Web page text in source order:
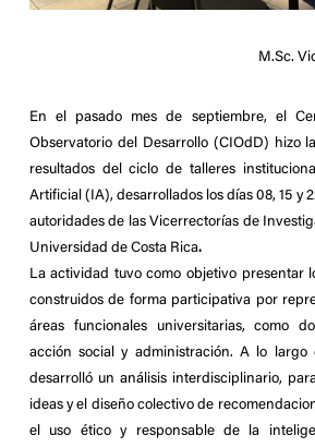
M.Sc.
En el pasado mes de septiembre, el
Observatorio del Desarrollo (CIOdD) hizo
resultados del ciclo de talleres
Artificial (IA), desarrollados los días08, 15 y
autoridades de las Vicerrectorías de
Universidad de Costa Rica.
La actividad tuvo como objetivo presentar
construidos de forma participativa por
áreas funcionales universitarias, como
acción social y administración. A lo largo
desarrolló un análisis interdisciplinario,
ideas y el diseño colectivo de
el uso ético y responsable de la